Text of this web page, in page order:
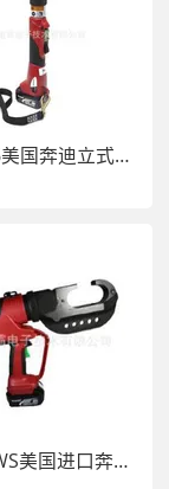
PATMD6美国奔迪立式V型电动液压钳|原装进口
PAT46LWS美国进口奔迪电动液压霸王钳-压线800平方630平方500平方